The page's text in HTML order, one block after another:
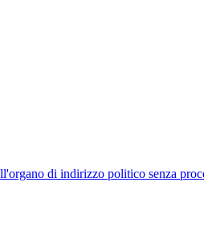
di indirizzo politico senza